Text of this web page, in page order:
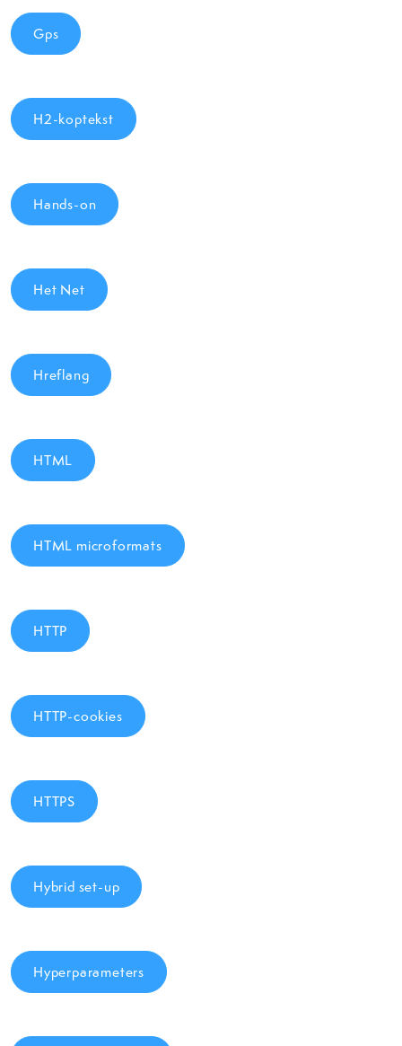
Gps
H2-koptekst
Hands-on
Het Net
Hreflang
HTML
HTML microformats
HTTP
HTTP-cookies
HTTPS
Hybrid set-up
Hyperparameters